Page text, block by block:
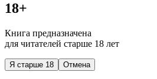
18+
Книга предназначена
для читателей старше 18 лет
Я старше 18 Отмена